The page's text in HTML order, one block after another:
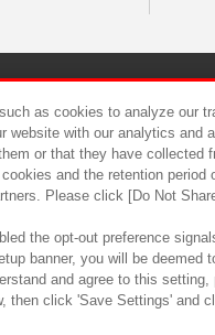
食品のご
as cookies to analyze our
website with our analytics and
or that they have
and the retention
Please click [Do Not
the opt-out preference
banner, you will be
and agree to this
then click 'Save Settings' and